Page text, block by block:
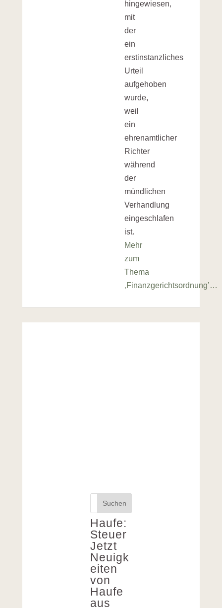
hingewiesen,
mit
der
ein
erstinstanzliches
Urteil
aufgehoben
wurde,
weil
ein
ehrenamtlicher
Richter
während
der
mündlichen
Verhandlung
eingeschlafen
ist.
Mehr
zum
Thema
‚Finanzgerichtsordnung’…
Suchen
Haufe:
Steuer
Jetzt
Neuigk
eiten
von
Haufe
aus